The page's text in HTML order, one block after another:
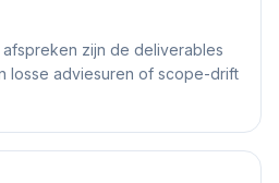
zijn de deliverables
losse adviesuren of scope-drift